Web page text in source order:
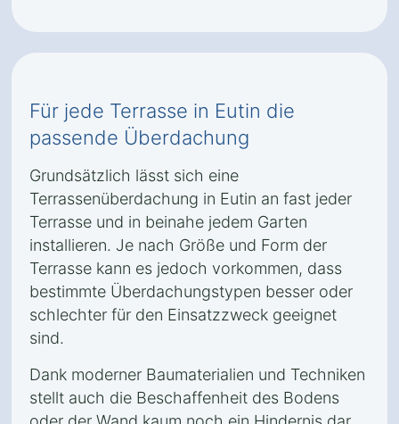
Für jede Terrasse in Eutin die
passende Überdachung
Grundsätzlich lässt sich eine
Terrassenüberdachung in Eutin an fast jeder
Terrasse und in beinahe jedem Garten
installieren. Je nach Größe und Form der
Terrasse kann es jedoch vorkommen, dass
bestimmte Überdachungstypen besser oder
schlechter für den Einsatzzweck geeignet
sind.
Dank moderner Baumaterialien und Techniken
stellt auch die Beschaffenheit des Bodens